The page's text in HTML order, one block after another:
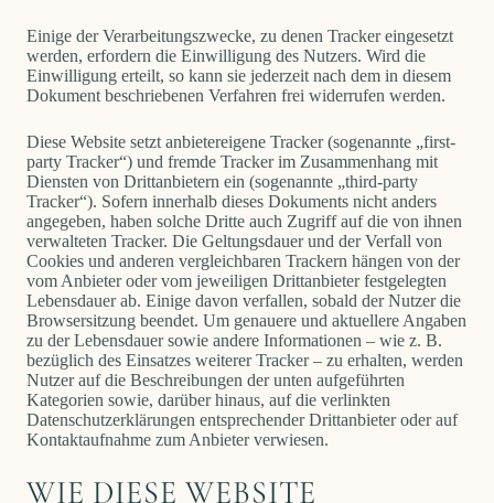
Einige der Verarbeitungszwecke, zu denen Tracker eingesetzt
werden, erfordern die Einwilligung des Nutzers. Wird die
Einwilligung erteilt, so kann sie jederzeit nach dem in diesem
Dokument beschriebenen Verfahren frei widerrufen werden.
Diese Website setzt anbietereigene Tracker (sogenannte „first-
party Tracker“) und fremde Tracker im Zusammenhang mit
Diensten von Drittanbietern ein (sogenannte „third-party
Tracker“). Sofern innerhalb dieses Dokuments nicht anders
angegeben, haben solche Dritte auch Zugriff auf die von ihnen
verwalteten Tracker. Die Geltungsdauer und der Verfall von
Cookies und anderen vergleichbaren Trackern hängen von der
vom Anbieter oder vom jeweiligen Drittanbieter festgelegten
Lebensdauer ab. Einige davon verfallen, sobald der Nutzer die
Browsersitzung beendet. Um genauere und aktuellere Angaben
zu der Lebensdauer sowie andere Informationen – wie z. B.
bezüglich des Einsatzes weiterer Tracker – zu erhalten, werden
Nutzer auf die Beschreibungen der unten aufgeführten
Kategorien sowie, darüber hinaus, auf die verlinkten
Datenschutzerklärungen entsprechender Drittanbieter oder auf
Kontaktaufnahme zum Anbieter verwiesen.
WIE DIESE WEBSITE